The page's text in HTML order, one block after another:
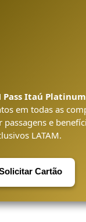
Pass Itaú Platinum
em todas as
passagens e
LATAM.
Cartão